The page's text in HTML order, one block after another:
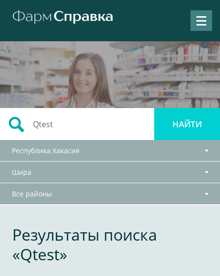
Республика Хакасия
Шира
Все районы
Результаты поиска
«Qtest»